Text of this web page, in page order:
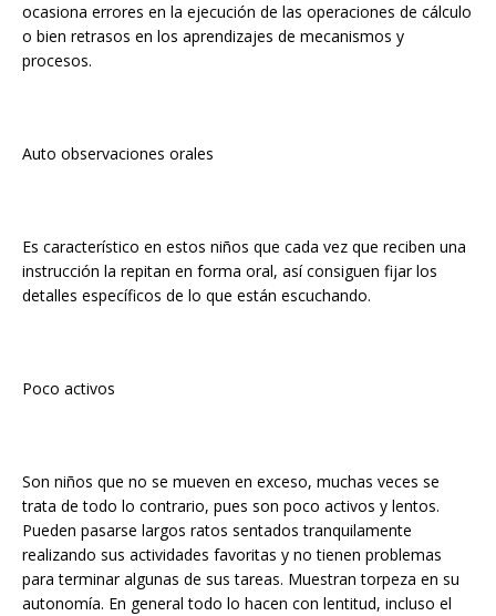
ocasiona errores en la ejecución de las operaciones de cálculo
o bien retrasos en los aprendizajes de mecanismos y
procesos.
Auto observaciones orales
Es característico en estos niños que cada vez que reciben una
instrucción la repitan en forma oral, así consiguen fijar los
detalles específicos de lo que están escuchando.
Poco activos
Son niños que no se mueven en exceso, muchas veces se
trata de todo lo contrario, pues son poco activos y lentos.
Pueden pasarse largos ratos sentados tranquilamente
realizando sus actividades favoritas y no tienen problemas
para terminar algunas de sus tareas. Muestran torpeza en su
autonomía. En general todo lo hacen con lentitud, incluso el